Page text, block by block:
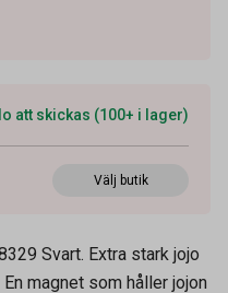
att skickas (100+ i lager)
Välj butik
Svart. Extra stark jojo
magnet som håller jojon